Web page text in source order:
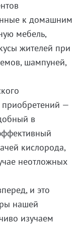
к домашним
мебель,
жителей при
шампуней,
—
в
кислорода,
неотложных
и это
нашей
изучаем